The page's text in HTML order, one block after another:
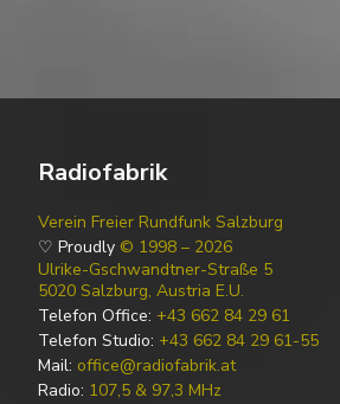
Radiofabrik
Verein Freier Rundfunk Salzburg
♡ Proudly © 1998 – 2026
Ulrike-Gschwandtner-Straße 5
5020 Salzburg, Austria E.U.
Telefon Office: +43 662 84 29 61
Telefon Studio: +43 662 84 29 61-55
Mail: office@radiofabrik.at
Radio: 107,5 & 97,3 MHz